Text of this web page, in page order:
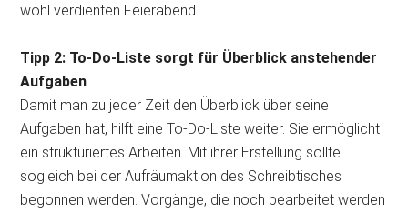
wohl verdienten Feierabend.
Tipp 2: To-Do-Liste sorgt für Überblick anstehender
Aufgaben
Damit man zu jeder Zeit den Überblick über seine
Aufgaben hat, hilft eine To-Do-Liste weiter. Sie ermöglicht
ein strukturiertes Arbeiten. Mit ihrer Erstellung sollte
sogleich bei der Aufräumaktion des Schreibtisches
begonnen werden. Vorgänge, die noch bearbeitet werden